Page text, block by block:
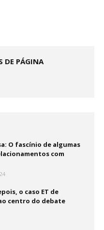
DE PÁGINA
O fascínio de algumas
com
o caso ET de
centro do debate